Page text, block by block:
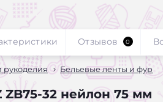
рукоделия Бельевые ленты и
ZB75-32 нейлон 75 мм
Отзывов 0